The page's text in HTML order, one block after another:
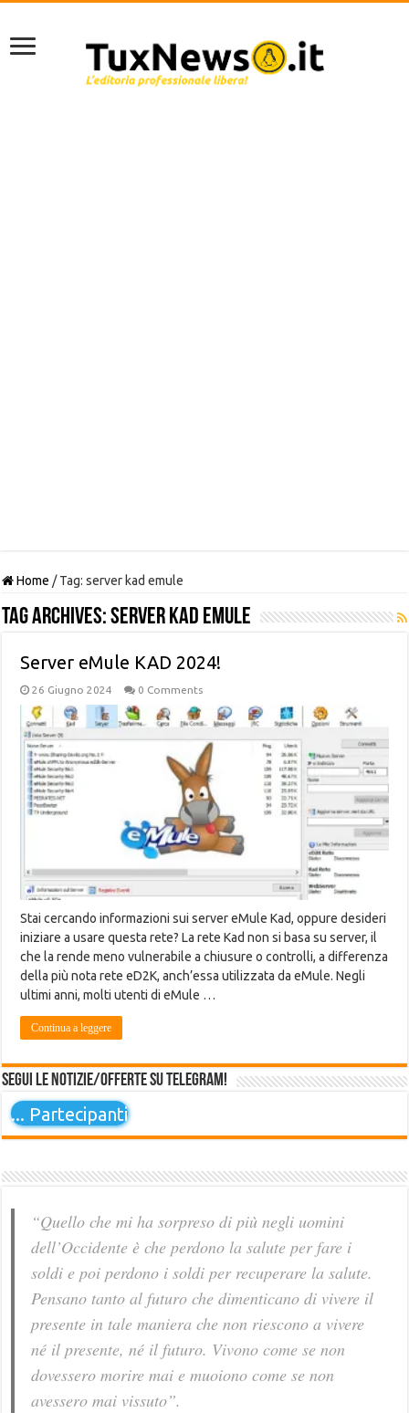
Home / Tag:server kad emule
Tag Archives:server kad emule
Server eMule KAD 2024!
26 Giugno 2024 0 Comments
Stai cercando informazioni sui server eMule Kad, oppure desideri
iniziare a usare questa rete? La rete Kad non si basa su server, il
che la rende meno vulnerabile a chiusure o controlli, a differenza
della più nota rete eD2K, anch’essa utilizzata da eMule. Negli
ultimi anni, molti utenti di eMule …
Continua a leggere
Segui le notizie/offerte su Telegram!
... Partecipanti
“Quello che mi ha sorpreso di più negli uomini
dell’Occidente è che perdono la salute per fare i
soldi e poi perdono i soldi per recuperare la salute.
Pensano tanto al futuro che dimenticano di vivere il
presente in tale maniera che non riescono a vivere
né il presente, né il futuro. Vivono come se non
dovessero morire mai e muoiono come se non
avessero mai vissuto”.